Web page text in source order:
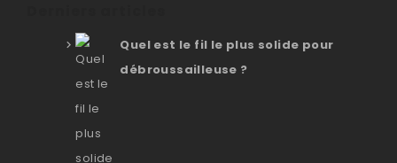
Quel est le fil le plus solide pour
débroussailleuse ?